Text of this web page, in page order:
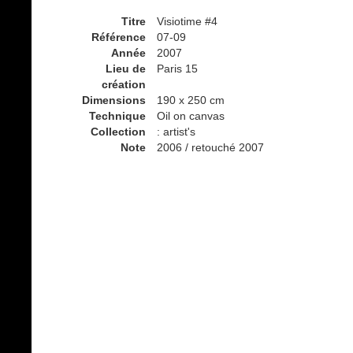
Titre
Visiotime #4
Référence
07-09
Année
2007
Lieu de
création
Paris 15
Dimensions
190 x 250 cm
Technique
Oil on canvas
Collection
: artist's
Note
2006 / retouché 2007